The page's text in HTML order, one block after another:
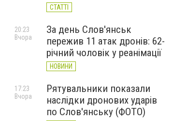
СТАТТІ
За день Слов'янськ
пережив 11 атак дронів: 62-
річний чоловік у реанімації
НОВИНИ
20:23
Вчора
Рятувальники показали
наслідки дронових ударів
по Слов'янську (ФОТО)
17:23
Вчора